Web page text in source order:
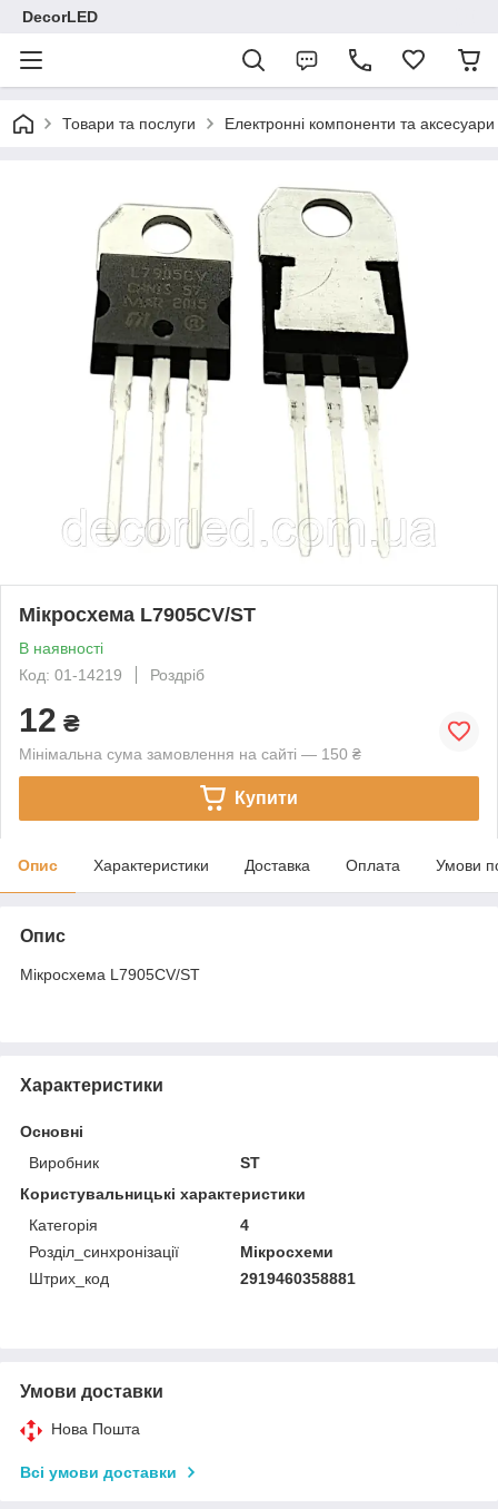
DecorLED
Товари та послуги Електронні компоненти та аксесуари
Мікросхема L7905CV/ST
В наявності
Код: 01-14219
Роздріб
12 ₴
Мінімальна сума замовлення на сайті — 150 ₴
Купити
Опис Характеристики Доставка Оплата Умови
Опис
Мікросхема L7905CV/ST
Характеристики
Основні
Виробник
ST
Користувальницькі характеристики
Категорія
4
Розділ_синхронізації
Мікросхеми
Штрих_код
2919460358881
Умови доставки
Нова Пошта
Всі умови доставки